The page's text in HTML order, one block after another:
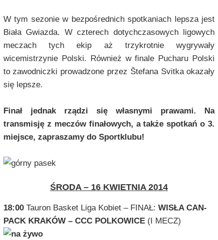
W tym sezonie w bezpośrednich spotkaniach lepsza jest
Biała Gwiazda. W czterech dotychczasowych ligowych
meczach tych ekip aż trzykrotnie wygrywały
wicemistrzynie Polski. Również w finale Pucharu Polski
to zawodniczki prowadzone przez Štefana Svitka okazały
się lepsze.
Finał jednak rządzi się własnymi prawami. Na
transmisję z meczów finałowych, a także spotkań o 3.
miejsce, zapraszamy do Sportklubu!
ŚRODA – 16 KWIETNIA 2014
18:00 Tauron Basket Liga Kobiet – FINAŁ: WISŁA CAN-
PACK KRAKÓW – CCC POLKOWICE (I MECZ)